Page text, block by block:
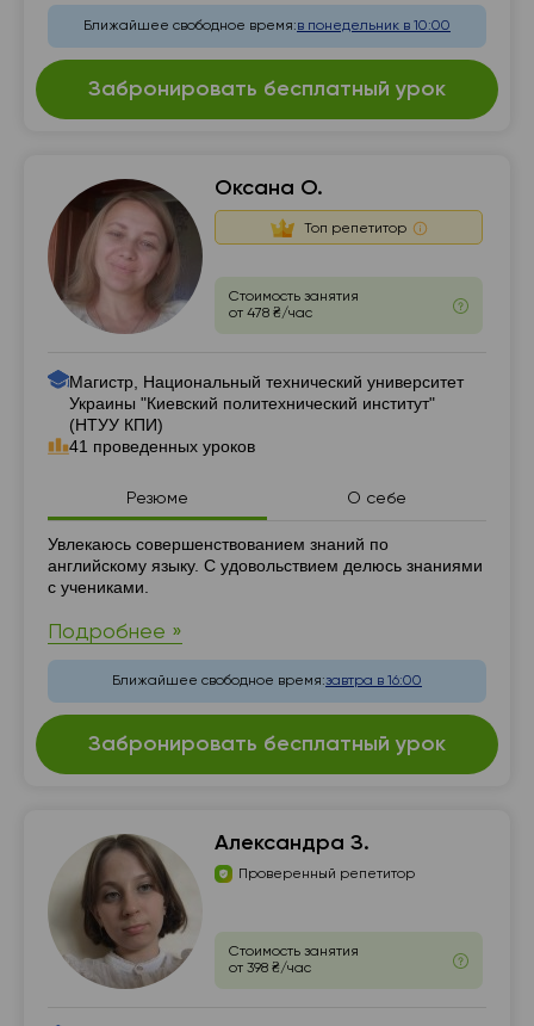
Ближайшее свободное время:в понедельник в 10:00
Забронировать бесплатный урок
Оксана О.
Топ репетитор
Стоимость занятия
от 478 ₴/час
Магистр, Национальный технический университет
Украины "Киевский политехнический институт"
(НТУУ КПИ)
41 проведенных уроков
Резюме О себе
Резюме
Увлекаюсь совершенствованием знаний по
английскому языку. С удовольствием делюсь знаниями
с учениками.
Подробнее »
Ближайшее свободное время:завтра в 16:00
Забронировать бесплатный урок
Александра З.
Проверенный репетитор
Стоимость занятия
от 398 ₴/час